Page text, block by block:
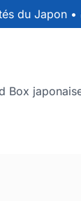
du Japon •
Box